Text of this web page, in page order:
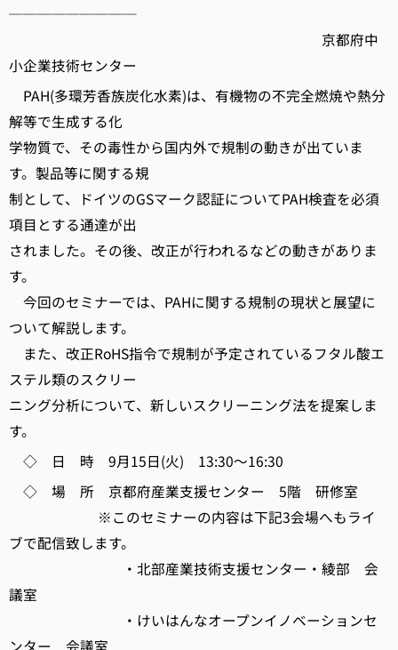
─────────
京都府中
小企業技術センター
PAH(多環芳香族炭化水素)は、有機物の不完全燃焼や熱分
解等で生成する化
学物質で、その毒性から国内外で規制の動きが出ていま
す。製品等に関する規
制として、ドイツのGSマーク認証についてPAH検査を必須
項目とする通達が出
されました。その後、改正が行われるなどの動きがありま
す。
今回のセミナーでは、PAHに関する規制の現状と展望に
ついて解説します。
また、改正RoHS指令で規制が予定されているフタル酸エ
ステル類のスクリー
ニング分析について、新しいスクリーニング法を提案しま
す。
◇ 日 時 9月15日(火) 13:30～16:30
◇ 場 所 京都府産業支援センター 5階 研修室
※このセミナーの内容は下記3会場へもライ
ブで配信致します。
・北部産業技術支援センター・綾部 会
議室
・けいはんなオープンイノベーションセ